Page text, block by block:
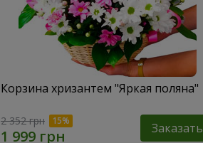
Корзина хризантем "Яркая поляна"
2 352 грн Заказать